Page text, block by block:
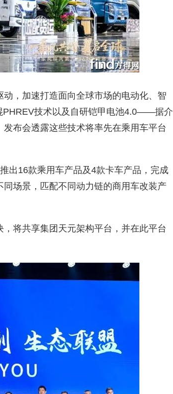
，加速打造面向全球市场的电动化、智
PHREV技术以及自研铠甲电池4.0——据介
布会透露这些技术将率先在乘用车平台
出16款乘用车产品及4款卡车产品，完成
场景，匹配不同动力链的商用车改装产
将共享集团天元架构平台，并在此平台